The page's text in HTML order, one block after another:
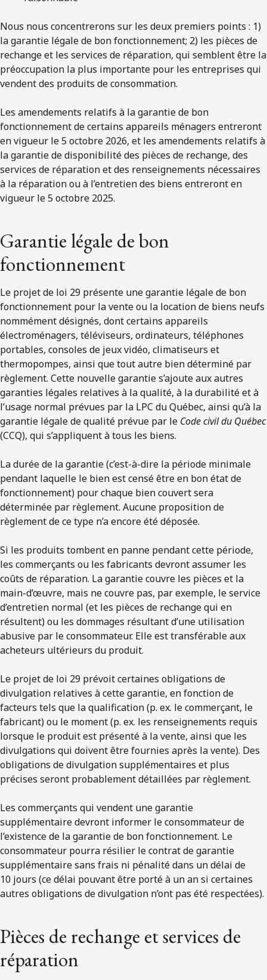
Nous nous concentrerons sur les deux premiers points : 1)
la garantie légale de bon fonctionnement; 2) les pièces de
rechange et les services de réparation, qui semblent être la
préoccupation la plus importante pour les entreprises qui
vendent des produits de consommation.
Les amendements relatifs à la garantie de bon
fonctionnement de certains appareils ménagers entreront
en vigueur le 5 octobre 2026, et les amendements relatifs à
la garantie de disponibilité des pièces de rechange, des
services de réparation et des renseignements nécessaires
à la réparation ou à l’entretien des biens entreront en
vigueur le 5 octobre 2025.
Garantie légale de bon
fonctionnement
Le projet de loi 29 présente une garantie légale de bon
fonctionnement pour la vente ou la location de biens neufs
nommément désignés, dont certains appareils
électroménagers, téléviseurs, ordinateurs, téléphones
portables, consoles de jeux vidéo, climatiseurs et
thermopompes, ainsi que tout autre bien déterminé par
règlement. Cette nouvelle garantie s’ajoute aux autres
garanties légales relatives à la qualité, à la durabilité et à
l’usage normal prévues par la LPC du Québec, ainsi qu’à la
garantie légale de qualité prévue par le Code civil du Québec
(CCQ), qui s’appliquent à tous les biens.
La durée de la garantie (c’est-à-dire la période minimale
pendant laquelle le bien est censé être en bon état de
fonctionnement) pour chaque bien couvert sera
déterminée par règlement. Aucune proposition de
règlement de ce type n’a encore été déposée.
Si les produits tombent en panne pendant cette période,
les commerçants ou les fabricants devront assumer les
coûts de réparation. La garantie couvre les pièces et la
main-d’œuvre, mais ne couvre pas, par exemple, le service
d’entretien normal (et les pièces de rechange qui en
résultent) ou les dommages résultant d’une utilisation
abusive par le consommateur. Elle est transférable aux
acheteurs ultérieurs du produit.
Le projet de loi 29 prévoit certaines obligations de
divulgation relatives à cette garantie, en fonction de
facteurs tels que la qualification (p. ex. le commerçant, le
fabricant) ou le moment (p. ex. les renseignements requis
lorsque le produit est présenté à la vente, ainsi que les
divulgations qui doivent être fournies après la vente). Des
obligations de divulgation supplémentaires et plus
précises seront probablement détaillées par règlement.
Les commerçants qui vendent une garantie
supplémentaire devront informer le consommateur de
l’existence de la garantie de bon fonctionnement. Le
consommateur pourra résilier le contrat de garantie
supplémentaire sans frais ni pénalité dans un délai de
10 jours (ce délai pouvant être porté à un an si certaines
autres obligations de divulgation n’ont pas été respectées).
Pièces de rechange et services de
réparation